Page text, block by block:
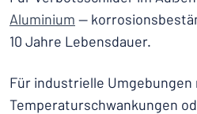
Aluminium —
10 Jahre Lebensdauer.
Für industrielle Umgebungen
Temperaturschwankungen